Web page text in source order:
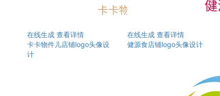
在线生成 查看详情
卡卡物件儿店铺logo头像设
计
在线生成 查看详情
健源食店铺logo头像设计